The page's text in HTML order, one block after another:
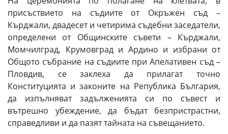
присъствието на съдиите от Окръжен съд –
Кърджали, двадесет и четирима съдебни заседатели,
определени от Общинските съвети – Кърджали,
Момчилград, Крумовград и Ардино и избрани от
Общото събрание на съдиите при Апелативен съд –
Пловдив, се заклеха да прилагат точно
Конституцията и законите на Република България,
да изпълняват задълженията си по съвест и
вътрешно убеждение, да бъдат безпристрастни,
справедливи и да пазят тайната на съвещанието.